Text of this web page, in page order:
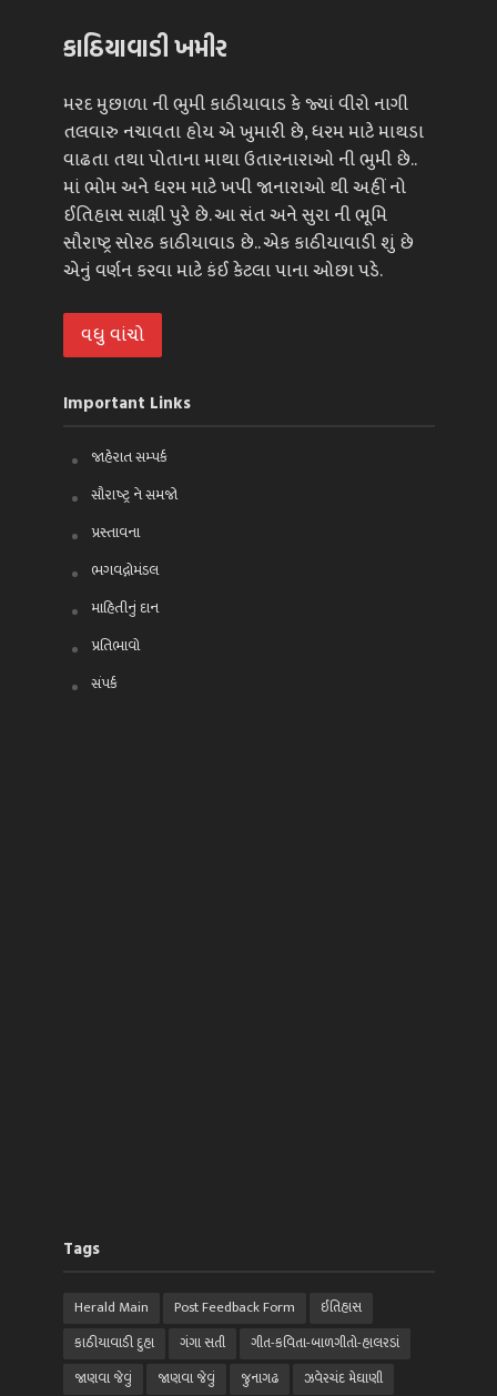
કાઠિયાવાડી ખમીર
મરદ મુછાળા ની ભુમી કાઠીયાવાડ કે જ્યાં વીરો નાગી
તલવારુ નચાવતા હોય એ ખુમારી છે, ધરમ માટે માથડા
વાઢતા તથા પોતાના માથા ઉતારનારાઓ ની ભુમી છે..
માં ભોમ અને ધરમ માટે ખપી જાનારાઓ થી અહીં નો
ઈતિહાસ સાક્ષી પુરે છે. આ સંત અને સુરા ની ભૂમિ
સૌરાષ્ટ્ર સોરઠ કાઠીયાવાડ છે.. એક કાઠીયાવાડી શું છે
એનું વર્ણન કરવા માટે કંઈ કેટલા પાના ઓછા પડે.
વધુ વાંચો
Important Links
જાહેરાત સમ્પર્ક
સૌરાષ્ટ્ર ને સમજો
પ્રસ્તાવના
ભગવદ્ગોમંડલ
માહિતીનું દાન
પ્રતિભાવો
સંપર્ક
Tags
Herald Main Post Feedback Form
ઈતિહાસ
કાઠીયાવાડી દુહા
ગંગા સતી
ગીત-કવિતા-બાળગીતો-હાલરડાં
જાણવા જેવું
જાણવા જેવું જુનાગઢ ઝવેરચંદ મેઘાણી